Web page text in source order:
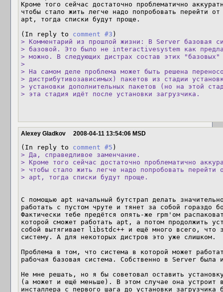
Кроме того сейчас достаточно проблематично
чтобы стало жить легче надо попробовать перейти
apt, тогда списки будут проще.
(In reply to comment #3
> Комментарий из прошлой жизни: В Server базовая
> базовой. Это было не interactivesystem как
> можно. В следующих дистрах состав этих "базовых"
>
> На самом деле проблема может быть решена
> дистрибутивозависимых) пакетов из стадии
> установки дополнительных пакетов (но на этой
> эта стадия идёт после установки загрузчика.
Alexey Gladkov 2008-04-11 13:54:06 MSD
(In reply to comment #5
> Да, справедливое заменчание.
> Кроме того сейчас достаточно проблематично
> чтобы стало жить легче надо попробовать перейти
> apt, тогда списки будут проще.
С помощью apt начальный бутстрап делать
работать с пустом чруте и тянет за собой гораздо
Фактически тебе предётся опять-же rpm'ом
которой сможет работать apt, а потом продолжить
собой вытягивает libstdc++ и ещё много всего, что
систему. А для некоторых дистров это уже слишком.
Проблема в том, что система в которой может
рабочая базовая система. Собственно в Server была
Не мне решать, но я бы советовал оставить
(а может и ещё меньше). В этом случае она устроит
инсталлера с первого шага до установки загрузчика